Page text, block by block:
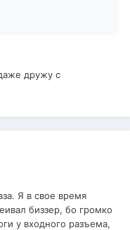
дружу с
Я в свое время
биззер, бо громко
у входного разъема,